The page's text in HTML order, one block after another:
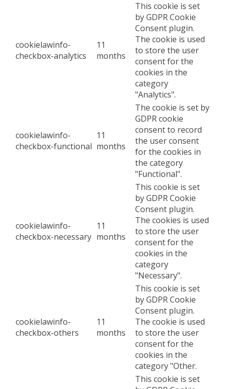
cookielawinfo-
checkbox-analytics
11
months
This cookie is set
by GDPR Cookie
Consent plugin.
The cookie is used
to store the user
consent for the
cookies in the
category
"Analytics".
cookielawinfo-
checkbox-functional
11
months
The cookie is set by
GDPR cookie
consent to record
the user consent
for the cookies in
the category
"Functional".
cookielawinfo-
checkbox-necessary
11
months
This cookie is set
by GDPR Cookie
Consent plugin.
The cookies is used
to store the user
consent for the
cookies in the
category
"Necessary".
cookielawinfo-
checkbox-others
11
months
This cookie is set
by GDPR Cookie
Consent plugin.
The cookie is used
to store the user
consent for the
cookies in the
category "Other.
This cookie is set